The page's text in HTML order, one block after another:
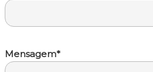
Mensagem*